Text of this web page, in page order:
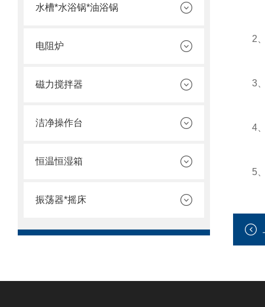
水槽*水浴锅*油浴锅
电阻炉
磁力搅拌器
洁净操作台
恒温恒湿箱
振荡器*摇床
2、
3、
4、
5、